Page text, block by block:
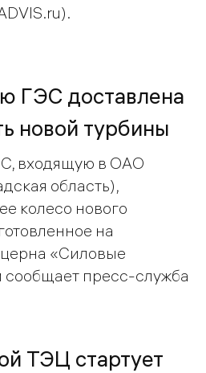
ГЭС доставлена
новой турбины
входящую в ОАО
область),
колесо нового
на
«Силовые
пресс-служба
ТЭЦ стартует